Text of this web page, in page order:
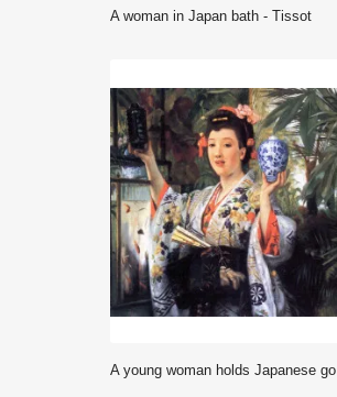
A woman in Japan bath - Tissot
A young woman holds Japanese goods - Tissot